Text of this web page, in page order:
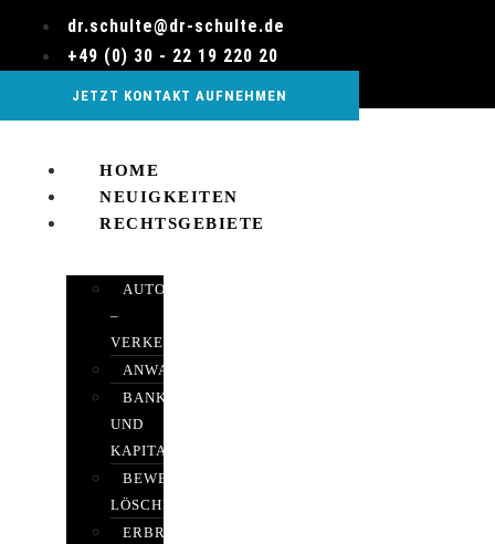
wechseln
dr.schulte@dr-schulte.de
+49 (0) 30 - 22 19 220 20
JETZT KONTAKT AUFNEHMEN
HOME
NEUIGKEITEN
RECHTSGEBIETE
AUTOBETRUG
–
VERKEHRSRECHT
ANWALTSHAFTUNGSRECHT
BANK-
UND
KAPITALMARKTRECHT
BEWERTUNGEN
LÖSCHEN
ERBRECHT